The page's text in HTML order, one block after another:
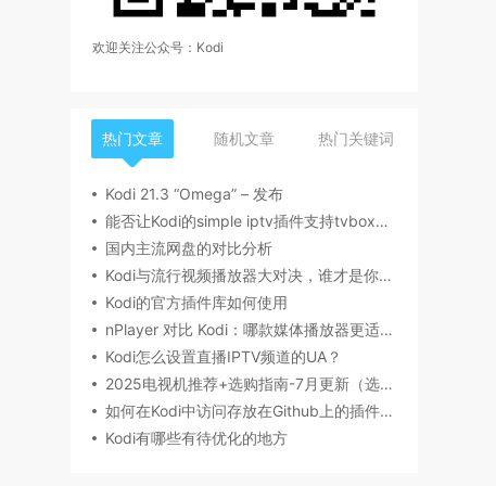
欢迎关注公众号：Kodi
热门文章 随机文章 热门关键词
Kodi 21.3 “Omega” – 发布
能否让Kodi的simple iptv插件支持tvbox的源
国内主流网盘的对比分析
Kodi与流行视频播放器大对决，谁才是你的菜？
Kodi的官方插件库如何使用
nPlayer 对比 Kodi：哪款媒体播放器更适合你？
Kodi怎么设置直播IPTV频道的UA？
2025电视机推荐+选购指南-7月更新（选购要点，产品型号，品牌推荐，有无开机广告等）丨索尼、海信/Vidda、雷鸟、小米、TCL、华为电视哪个牌子好？
如何在Kodi中访问存放在Github上的插件文件
Kodi有哪些有待优化的地方